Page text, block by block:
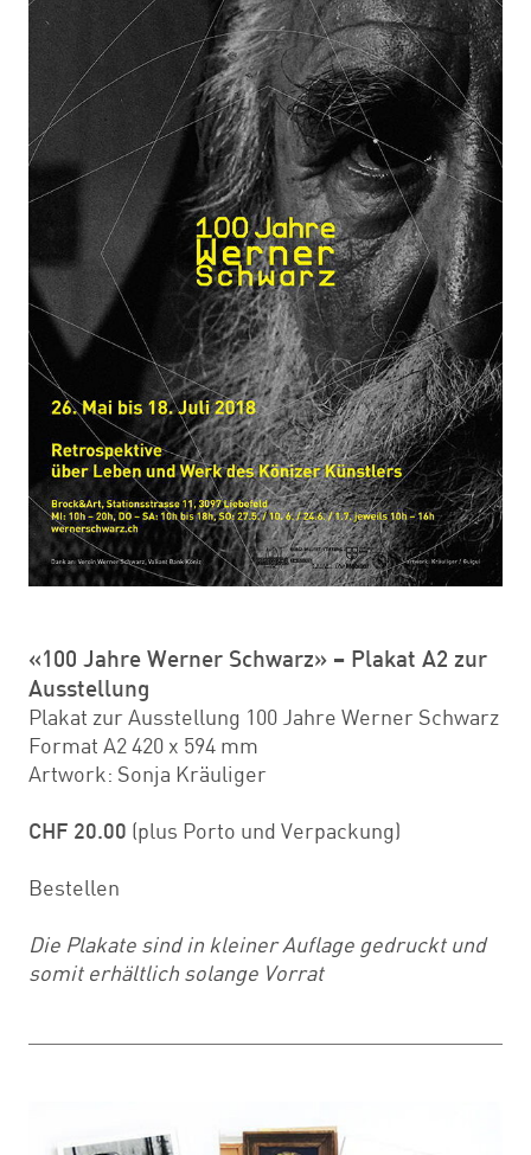
«100 Jahre Werner Schwarz» – Plakat A2 zur
Ausstellung
Plakat zur Ausstellung 100 Jahre Werner Schwarz
Format A2 420 x 594 mm
Artwork: Sonja Kräuliger
CHF 20.00 (plus Porto und Verpackung)
Bestellen
Die Plakate sind in kleiner Auflage gedruckt und
somit erhältlich solange Vorrat